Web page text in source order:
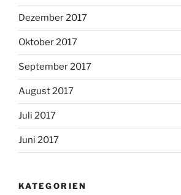
Dezember 2017
Oktober 2017
September 2017
August 2017
Juli 2017
Juni 2017
KATEGORIEN